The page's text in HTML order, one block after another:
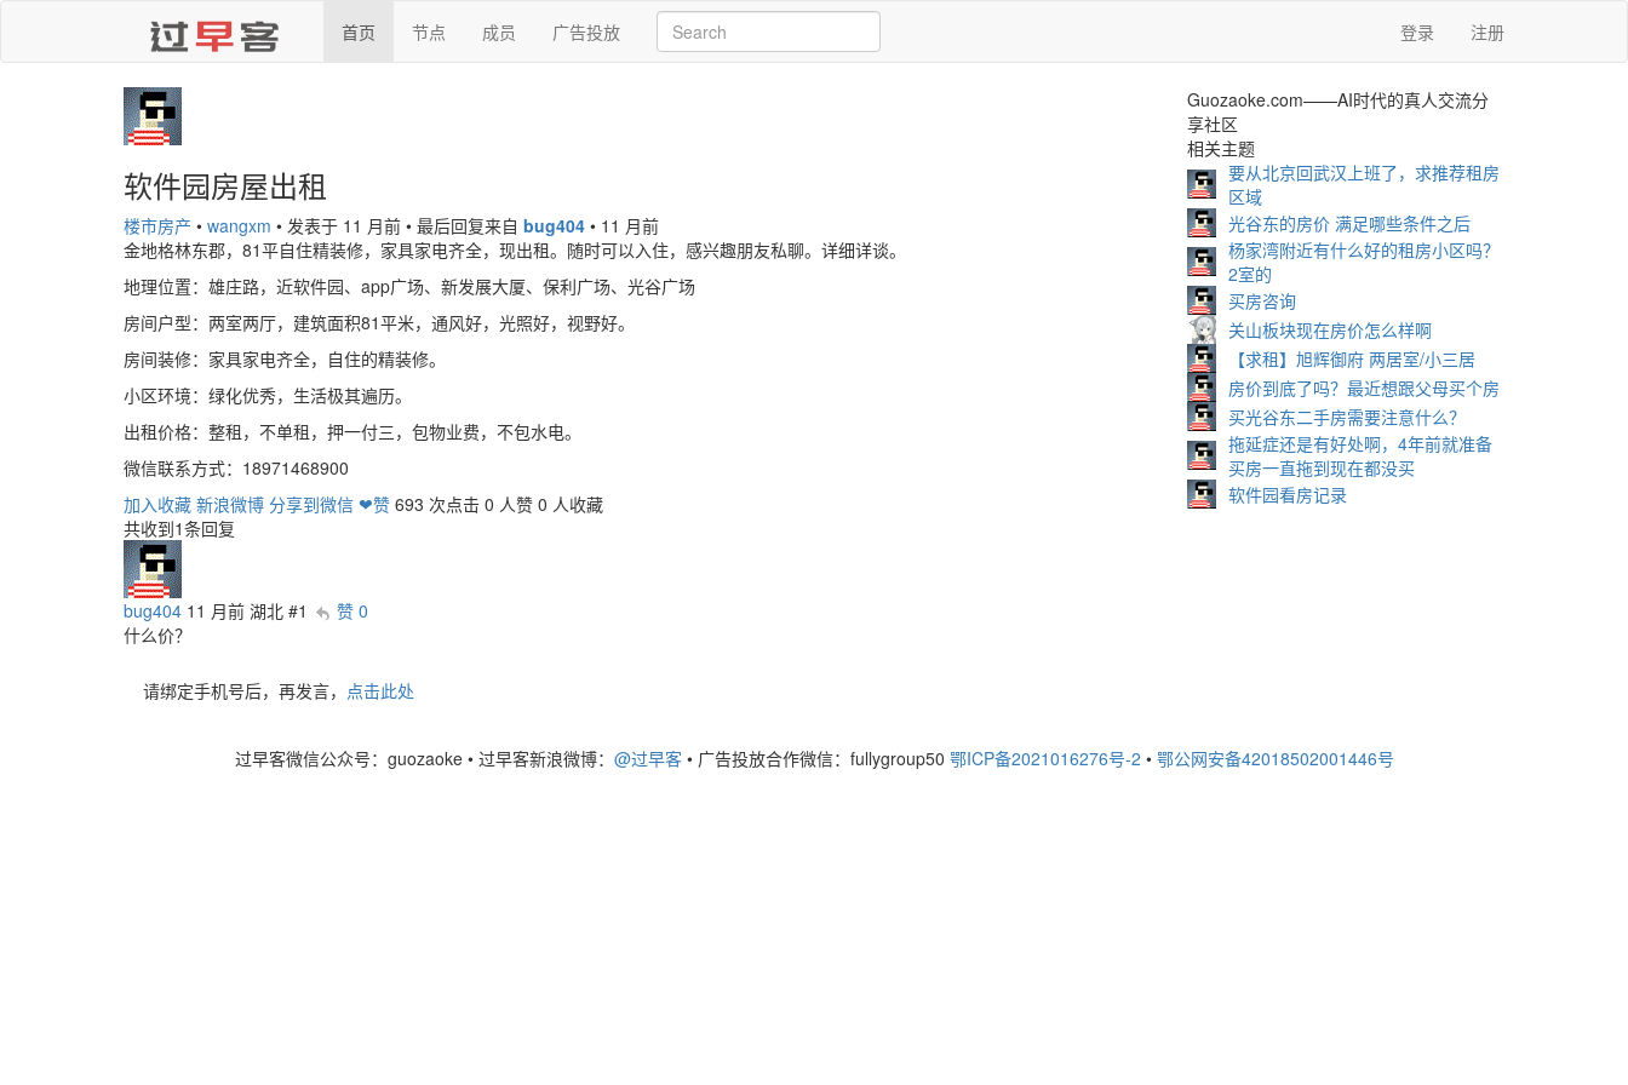
首页 节点 成员 广告投放 登录 注册
软件园房屋出租
楼市房产 • wangxm • 发表于 11 月前 • 最后回复来自 bug404 • 11 月前
金地格林东郡，81平自住精装修，家具家电齐全，现出租。随时可以入住，感兴趣朋友私聊。详细详谈。
地理位置：雄庄路，近软件园、app广场、新发展大厦、保利广场、光谷广场
房间户型：两室两厅，建筑面积81平米，通风好，光照好，视野好。
房间装修：家具家电齐全，自住的精装修。
小区环境：绿化优秀，生活极其遍历。
出租价格：整租，不单租，押一付三，包物业费，不包水电。
微信联系方式：18971468900
加入收藏 新浪微博 分享到微信 ❤赞 693 次点击 0 人赞 0 人收藏
共收到1条回复
bug404 11 月前 湖北 #1
赞 0
什么价？
请绑定手机号后，再发言， 点击此处
Guozaoke.com——AI时代的真人交流分
享社区
相关主题
要从北京回武汉上班了，求推荐租房
区域
光谷东的房价 满足哪些条件之后
杨家湾附近有什么好的租房小区吗？
2室的
买房咨询
关山板块现在房价怎么样啊
【求租】旭辉御府 两居室/小三居
房价到底了吗？最近想跟父母买个房
买光谷东二手房需要注意什么？
拖延症还是有好处啊，4年前就准备
买房一直拖到现在都没买
软件园看房记录
过早客微信公众号：guozaoke • 过早客新浪微博： @过早客 • 广告投放合作微信：fullygroup50 鄂ICP备2021016276号-2 • 鄂公网安备42018502001446号